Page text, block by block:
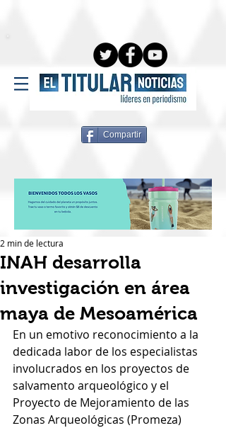
Compartir
INAH desarrolla
investigación en área
maya de Mesoamérica
2 min de lectura
En un emotivo reconocimiento a la
dedicada labor de los especialistas
involucrados en los proyectos de
salvamento arqueológico y el
Proyecto de Mejoramiento de las
Zonas Arqueológicas (Promeza)